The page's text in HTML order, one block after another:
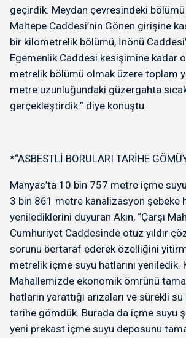
geçirdik. Meydan çevresindeki
Maltepe Caddesi’nin Gönen girişine
bir kilometrelik bölümü, İnönü
Egemenlik Caddesi kesişimine kadar
metrelik bölümü olmak üzere toplam
metre uzunluğundaki güzergahta
gerçekleştirdik.” diye konuştu.
*“ASBESTLİ BORULARI TARİHE
Manyas’ta 10 bin 757 metre içme
3 bin 861 metre kanalizasyon şebeke
yenilediklerini duyuran Akın, “Çarşı
Cumhuriyet Caddesinde otuz yıldır
sorunu bertaraf ederek özelliğini
metrelik içme suyu hatlarını yeniledik.
Mahallemizde ekonomik ömrünü
hatların yarattığı arızaları ve sürekli
tarihe gömdük. Burada da içme suyu
yeni prekast içme suyu deposunu